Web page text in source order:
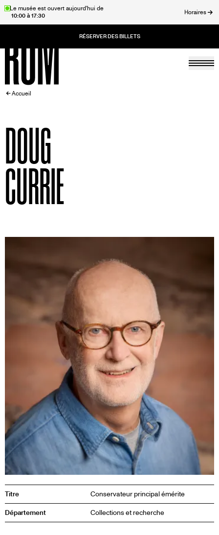
AllerLe musée est ouvert aujourd'hui de
10:00 à 17:30
Horaires
Accueil
FIL
D'ARIANE
Accueil
DOUG
CURRIE
Titre Conservateur principal émérite
Département Collections et recherche